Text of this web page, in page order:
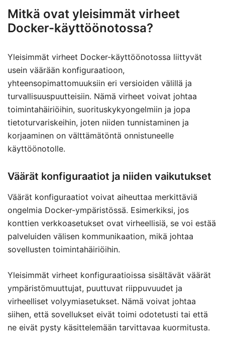
Mitkä ovat yleisimmät virheet
Docker-käyttöönotossa?
Yleisimmät virheet Docker-käyttöönotossa liittyvät
usein väärään konfiguraatioon,
yhteensopimattomuuksiin eri versioiden välillä ja
turvallisuuspuutteisiin. Nämä virheet voivat johtaa
toimintahäiriöihin, suorituskykyongelmiin ja jopa
tietoturvariskeihin, joten niiden tunnistaminen ja
korjaaminen on välttämätöntä onnistuneelle
käyttöönotolle.
Väärät konfiguraatiot ja niiden vaikutukset
Väärät konfiguraatiot voivat aiheuttaa merkittäviä
ongelmia Docker-ympäristössä. Esimerkiksi, jos
konttien verkkoasetukset ovat virheellisiä, se voi estää
palveluiden välisen kommunikaation, mikä johtaa
sovellusten toimintahäiriöihin.
Yleisimmät virheet konfiguraatioissa sisältävät väärät
ympäristömuuttujat, puuttuvat riippuvuudet ja
virheelliset volyymiasetukset. Nämä voivat johtaa
siihen, että sovellukset eivät toimi odotetusti tai että
ne eivät pysty käsittelemään tarvittavaa kuormitusta.